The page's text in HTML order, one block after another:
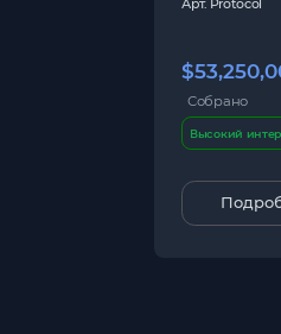
Арт. Protocol
Собрано
Высокий